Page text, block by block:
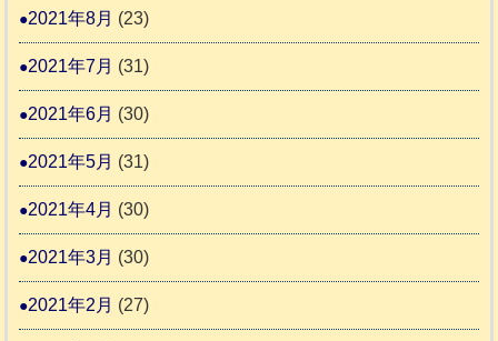
2021年8月 (23)
2021年7月 (31)
2021年6月 (30)
2021年5月 (31)
2021年4月 (30)
2021年3月 (30)
2021年2月 (27)